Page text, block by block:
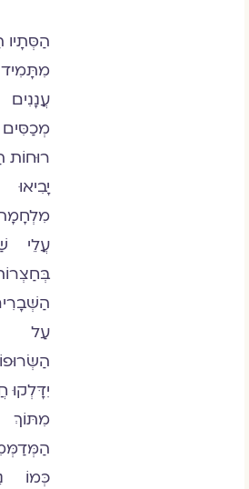
הַסְּתָיו
מִתָּמִיד
רוּחוֹת
עֲלֵי
עַל
יִדָּלְקוּ
כְּמוֹ